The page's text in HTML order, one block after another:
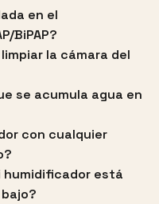
en el
BiPAP?
la cámara del
se acumula agua en
con cualquier
humidificador está